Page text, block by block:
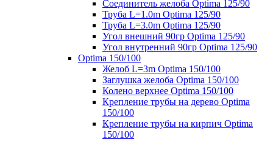
Соединитель желоба Optima 125/90
Труба L=1.0m Optima 125/90
Труба L=3.0m Optima 125/90
Угол внешний 90гр Optima 125/90
Угол внутренний 90гр Optima 125/90
Optima 150/100
Желоб L=3m Optima 150/100
Заглушка желоба Optima 150/100
Колено верхнее Optima 150/100
Крепление трубы на дерево Optima
150/100
Крепление трубы на кирпич Optima
150/100